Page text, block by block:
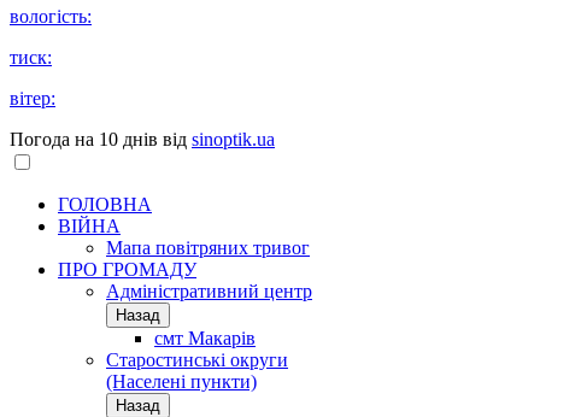
вологість:
тиск:
вітер:
Погода на 10 днів від sinoptik.ua
ГОЛОВНА
ВІЙНА
Мапа повітряних тривог
ПРО ГРОМАДУ
Aдміністративний центр
Назад
смт Макарів
Старостинські округи
(Населені пункти)
Назад